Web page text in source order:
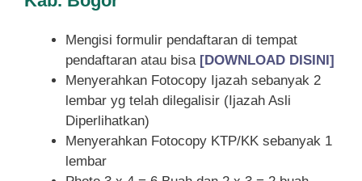
Mengisi formulir pendaftaran di tempat
pendaftaran atau bisa [DOWNLOAD DISINI]
Menyerahkan Fotocopy Ijazah sebanyak 2
lembar yg telah dilegalisir (Ijazah Asli
Diperlihatkan)
Menyerahkan Fotocopy KTP/KK sebanyak 1
lembar